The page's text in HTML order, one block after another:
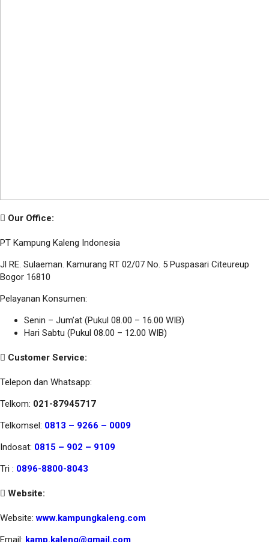
Our Office:
PT Kampung Kaleng Indonesia
Jl RE. Sulaeman. Kamurang RT 02/07 No. 5 Puspasari Citeureup
Bogor 16810
Pelayanan Konsumen:
Senin – Jum’at (Pukul 08.00 – 16.00 WIB)
Hari Sabtu (Pukul 08.00 – 12.00 WIB)
Customer Service:
Telepon dan Whatsapp:
Telkom: 021-87945717
Telkomsel: 0813 – 9266 – 0009
Indosat: 0815 – 902 – 9109
Tri : 0896-8800-8043
Website:
Website:www.kampungkaleng.com
Email: kamp.kaleng@gmail.com